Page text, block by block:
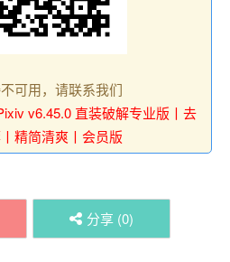
可用，请联系我们
v6.45.0 直装破解专业版丨去
精简清爽丨会员版
分享 (0)